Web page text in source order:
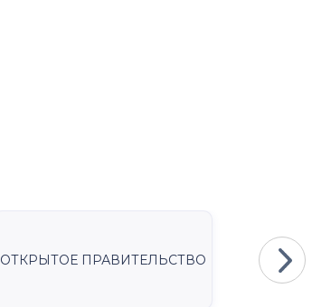
ОТКРЫТОЕ ПРАВИТЕЛЬСТВО